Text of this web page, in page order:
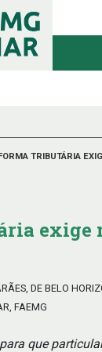
TRIBUTÁRIA
exige
DE BELO
FAEMG
que